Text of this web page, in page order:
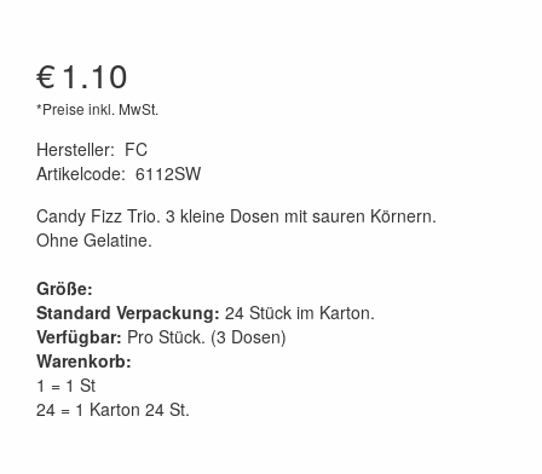
€1.10
*Preise inkl. MwSt.
Hersteller: FC
Artikelcode: 6112SW
Candy Fizz Trio. 3 kleine Dosen mit sauren Körnern.
Ohne Gelatine.
Größe:
Standard Verpackung: 24 Stück im Karton.
Verfügbar: Pro Stück. (3 Dosen)
Warenkorb:
1 = 1 St
24 = 1 Karton 24 St.